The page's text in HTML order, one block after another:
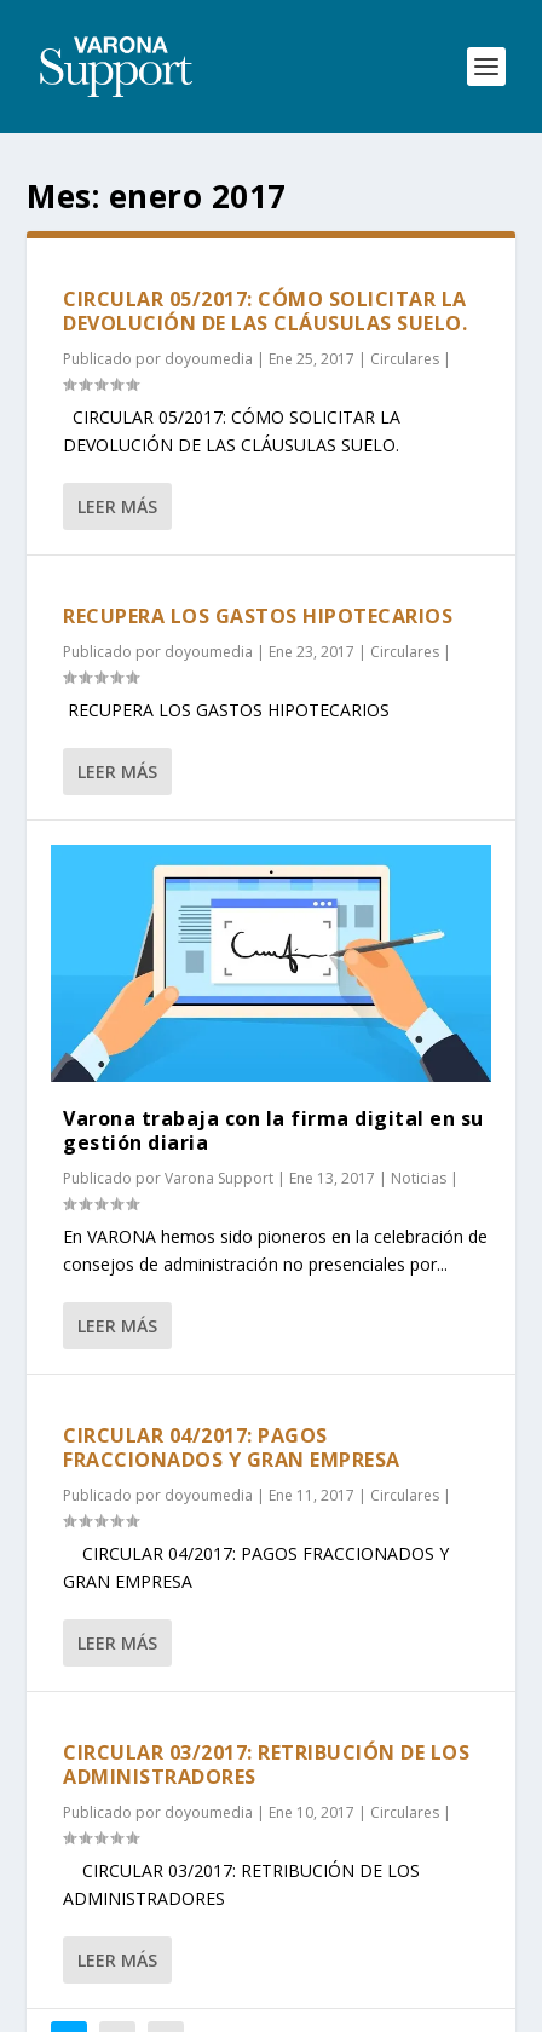
Mes: enero 2017
CIRCULAR 05/2017: CÓMO SOLICITAR LA
DEVOLUCIÓN DE LAS CLÁUSULAS SUELO.
Publicado por doyoumedia | Ene 25, 2017 | Circulares |
CIRCULAR 05/2017: CÓMO SOLICITAR LA
DEVOLUCIÓN DE LAS CLÁUSULAS SUELO.
LEER MÁS
RECUPERA LOS GASTOS HIPOTECARIOS
Publicado por doyoumedia | Ene 23, 2017 | Circulares |
RECUPERA LOS GASTOS HIPOTECARIOS
LEER MÁS
Varona trabaja con la firma digital en su
gestión diaria
Publicado porVarona Support | Ene 13, 2017 | Noticias |
En VARONA hemos sido pioneros en la celebración de
consejos de administración no presenciales por...
LEER MÁS
CIRCULAR 04/2017: PAGOS
FRACCIONADOS Y GRAN EMPRESA
Publicado por doyoumedia | Ene 11, 2017 | Circulares |
CIRCULAR 04/2017: PAGOS FRACCIONADOS Y
GRAN EMPRESA
LEER MÁS
CIRCULAR 03/2017: RETRIBUCIÓN DE LOS
ADMINISTRADORES
Publicado por doyoumedia | Ene 10, 2017 | Circulares |
CIRCULAR 03/2017: RETRIBUCIÓN DE LOS
ADMINISTRADORES
LEER MÁS